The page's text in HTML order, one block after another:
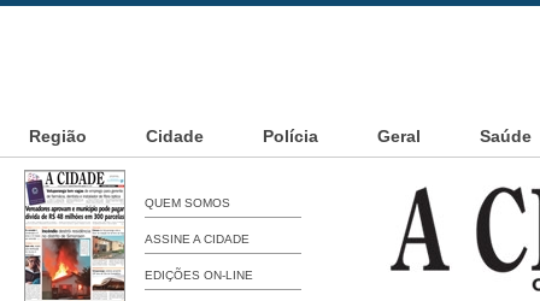
Região Cidade Polícia Geral Saúde
QUEM SOMOS
ASSINE A CIDADE
EDIÇÕES ON-LINE